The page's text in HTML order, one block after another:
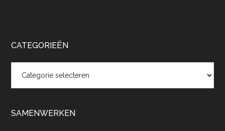
CATEGORIEËN
SAMENWERKEN